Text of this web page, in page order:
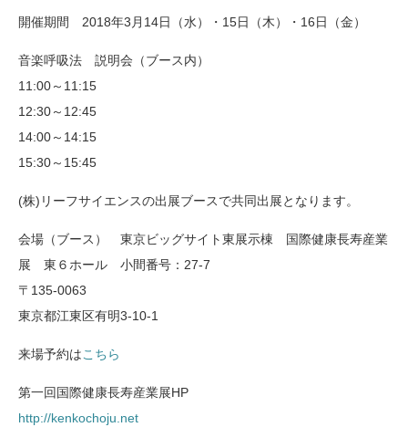
開催期間 2018年3月14日（水）・15日（木）・16日（金）
音楽呼吸法 説明会（ブース内）
11:00～11:15
12:30～12:45
14:00～14:15
15:30～15:45
(株)リーフサイエンスの出展ブースで共同出展となります。
会場（ブース） 東京ビッグサイト東展示棟 国際健康長寿産業
展 東６ホール 小間番号：27-7
〒135-0063
東京都江東区有明3-10-1
来場予約はこちら
第一回国際健康長寿産業展HP
http://kenkochoju.net